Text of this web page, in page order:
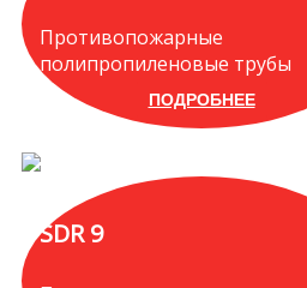
Противопожарные
полипропиленовые трубы
ПОДРОБНЕЕ
SDR 9